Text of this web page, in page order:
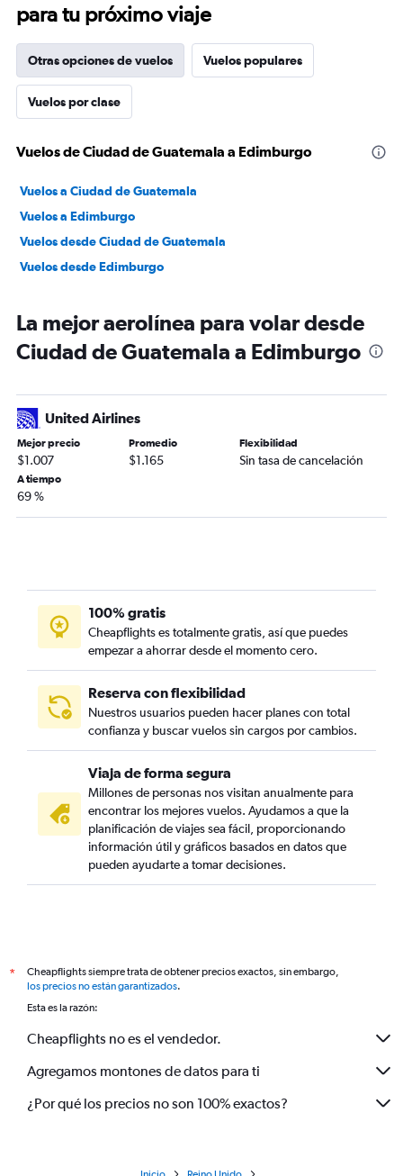
para tu próximo viaje
Otras opciones de vuelos Vuelos populares
Vuelos por clase
Vuelos de Ciudad de Guatemala a Edimburgo
Vuelos a Ciudad de Guatemala
Vuelos a Edimburgo
Vuelos desde Ciudad de Guatemala
Vuelos desde Edimburgo
La mejor aerolínea para volar desde
Ciudad de Guatemala a Edimburgo
United Airlines
Mejor precio
$1.007
Promedio
$1.165
Flexibilidad
Sin tasa de cancelación
A tiempo
69 %
100% gratis
Cheapflights es totalmente gratis, así que puedes
empezar a ahorrar desde el momento cero.
Reserva con flexibilidad
Nuestros usuarios pueden hacer planes con total
confianza y buscar vuelos sin cargos por cambios.
Viaja de forma segura
Millones de personas nos visitan anualmente para
encontrar los mejores vuelos. Ayudamos a que la
planificación de viajes sea fácil, proporcionando
información útil y gráficos basados en datos que
pueden ayudarte a tomar decisiones.
*
Cheapflights siempre trata de obtener precios exactos, sin embargo,
los precios no están garantizados.
Esta es la razón:
Cheapflights no es el vendedor.
Agregamos montones de datos para ti
¿Por qué los precios no son 100% exactos?